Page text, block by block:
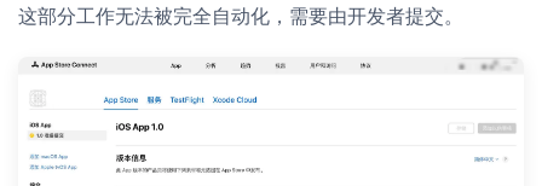
这部分工作无法被完全自动化，需要由开发者提交。